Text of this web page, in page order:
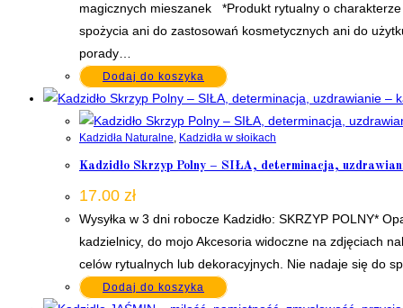
magicznych mieszanek *Produkt rytualny o
spożycia ani do zastosowań kosmetycznych ani do
porady…
Dodaj do koszyka
Kadzidła Naturalne, Kadzidła w słoikach
Kadzidło Skrzyp Polny – SIŁA, determinacja,
17.00 zł
Wysyłka w 3 dni robocze Kadzidło: SKRZYP POLNY*
kadzielnicy, do mojo Akcesoria widoczne na zdjęciach
celów rytualnych lub dekoracyjnych. Nie nadaje się do
Dodaj do koszyka